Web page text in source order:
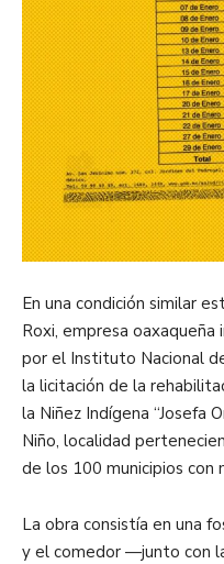
En una condición similar
Roxi, empresa
por el Instituto Nacional
la licitación de la
la Niñez Indígena “Josefa
Niño, localidad
de los 100 municipios con
La obra consistía en una
y el comedor —junto con